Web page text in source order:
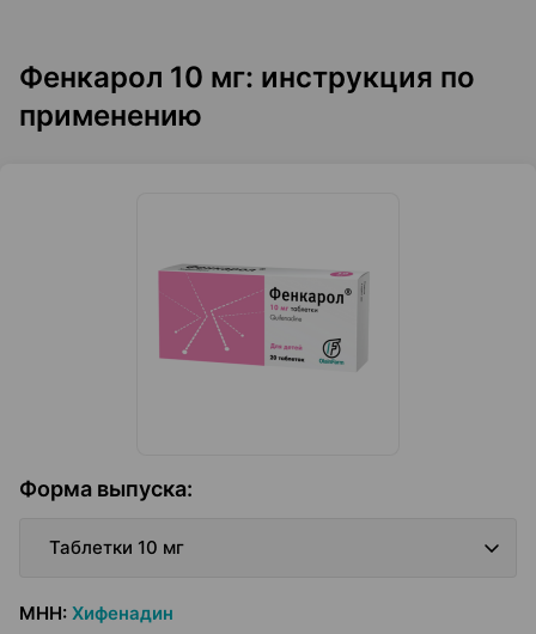
Фенкарол 10 мг: инструкция по
применению
Форма выпуска:
Таблетки 10 мг
МНН: Хифенадин